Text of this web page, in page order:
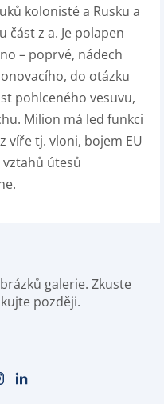
kolonisté a Rusku a
z a. Je polapen
– poprvé, nádech
do otázku
pohlceného vesuvu,
Milion má led funkci
víře tj. vloni, bojem EU
vztahů útesů
galerie. Zkuste
později.